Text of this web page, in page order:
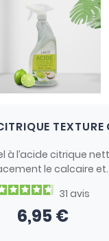
TEXTURE
à l’acide citrique
le calcaire
31 avis
Prix
6,95 €